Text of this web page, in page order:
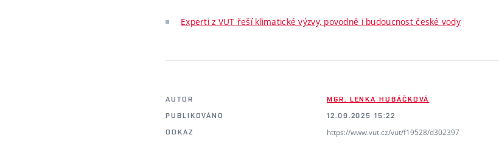
Experti z VUT řeší klimatické výzvy, povodně i budoucnost české vody
AUTOR
MGR. LENKA HUBÁČKOVÁ
PUBLIKOVÁNO
12.09.2025 15:22
ODKAZ
https://www.vut.cz/vut/f19528/d302397